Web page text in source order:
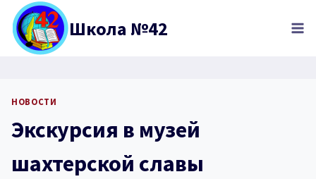
Перейти
содержимому
Школа №42
НОВОСТИ
Экскурсия в музей
шахтерской славы